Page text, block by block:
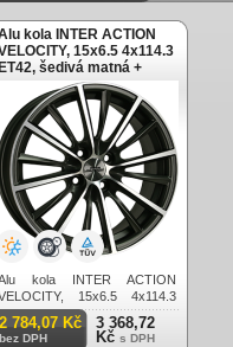
kola INTER ACTION
15x6.5 4x114.3
ET42, šedivá matná +
kola INTER ACTION
15x6.5 4x114.3
šedivá matná + leštění
2 784,07 Kč
bez DPH
3 368,72
Kč s DPH